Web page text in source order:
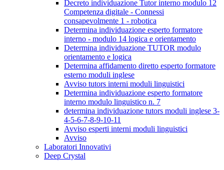
Decreto individuazione Tutor interno modulo 12
Competenza digitale - Connessi
consapevolmente 1 - robotica
Determina individuazione esperto formatore
interno - modulo 14 logica e orientamento
Determina individuazione TUTOR modulo
orientamento e logica
Determina affidamento diretto esperto formatore
esterno moduli inglese
Avviso tutors interni moduli linguistici
Determina individuazione esperto formatore
interno modulo linguistico n. 7
determina individuazione tutors moduli inglese 3-
4-5-6-7-8-9-10-11
Avviso esperti interni moduli linguistici
Avviso
Laboratori Innovativi
Deep Crystal